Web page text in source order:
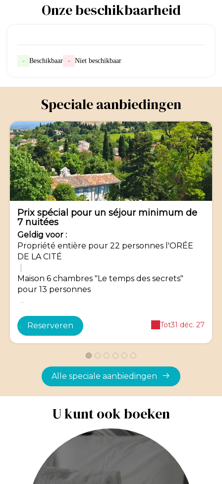
Onze beschikbaarheid
- Beschikbaar - Niet beschikbaar
Speciale aanbiedingen
-12%
Prix spécial pour un séjour minimum de
7 nuitées
Geldig voor :
Propriété entière pour 22 personnes l'ORÉE
DE LA CITÉ
Maison 6 chambres "Le temps des secrets"
pour 13 personnes
...
Reserveren Tot31 déc. 27
Alle speciale aanbiedingen
U kunt ook boeken